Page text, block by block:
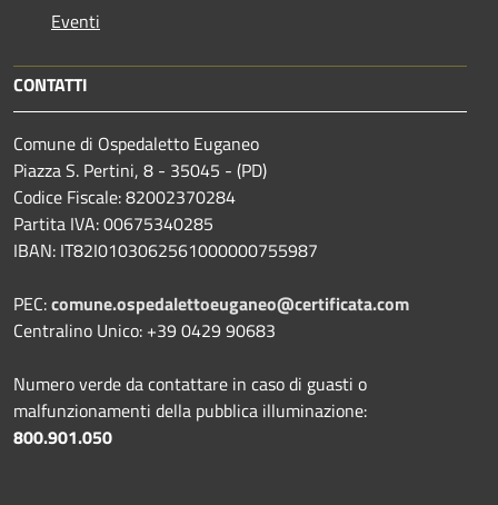
Eventi
CONTATTI
Comune di Ospedaletto Euganeo
Piazza S. Pertini, 8 - 35045 - (PD)
Codice Fiscale: 82002370284
Partita IVA: 00675340285
IBAN: IT82I0103062561000000755987
PEC:comune.ospedalettoeuganeo@certificata.com
Centralino Unico: +39 0429 90683
Numero verde da contattare in caso di guasti o
malfunzionamenti della pubblica illuminazione:
800.901.050